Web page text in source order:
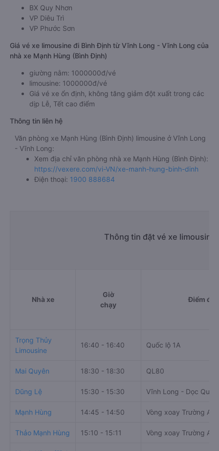
BX Quy Nhơn
VP Diêu Trì
VP Phước Sơn
Giá vé xe limousine đi Bình Định từ Vĩnh Long - Vĩnh Long của
nhà xe Mạnh Hùng (Bình Định)
giường nằm: 1000000đ/vé
limousine: 1000000đ/vé
Giá vé xe ổn định, không tăng giảm đột xuất trong các
dịp Lễ, Tết cao điểm
Thông tin liên hệ
Văn phòng xe Mạnh Hùng (Bình Định) limousine ở Vĩnh Long
- Vĩnh Long:
Xem địa chỉ văn phòng nhà xe Mạnh Hùng (Bình Định):
https://vexere.com/vi-VN/xe-manh-hung-binh-dinh
Điện thoại: 1900 888684
Thông tin đặt vé xe
Nhà xe
Giờ
chạy
Điểm đi
Trọng Thủy
Limousine
16:40 - 16:40 Quốc lộ 1A
Mai Quyên 18:30 - 18:30 QL80
Dũng Lệ 15:30 - 15:30 Vĩnh Long - Dọc Quốc
Mạnh Hùng 14:45 - 14:50 Vòng xoay Trường An
Thảo Mạnh Hùng 15:10 - 15:11 Vòng xoay Trường An